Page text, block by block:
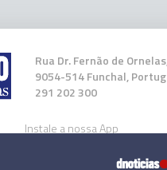
Rua Dr. Fernão de
9054-514 Funchal,
291 202 300
Instale a nossa App